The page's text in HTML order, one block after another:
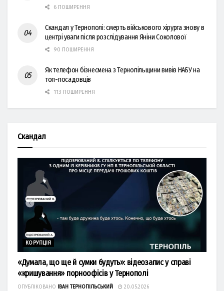
6 ПОШИРЕННЯ
Скандал у Тернополі: смерть військового хірурга знову в
центрі уваги після розслідування Яніни Соколової
90 ПОШИРЕННЯ
Як телефон бізнесмена з Тернопільщини вивів НАБУ на
топ-посадовців
113 ПОШИРЕННЯ
Скандал
КОРУПЦІЯ
«Думала, що ще й сумки будуть»: відеозапис у справі
«кришування» порноофісів у Тернополі
ОПУБЛІКОВАНО ІВАН ТЕРНОПІЛЬСЬКИЙ 20.05.2026